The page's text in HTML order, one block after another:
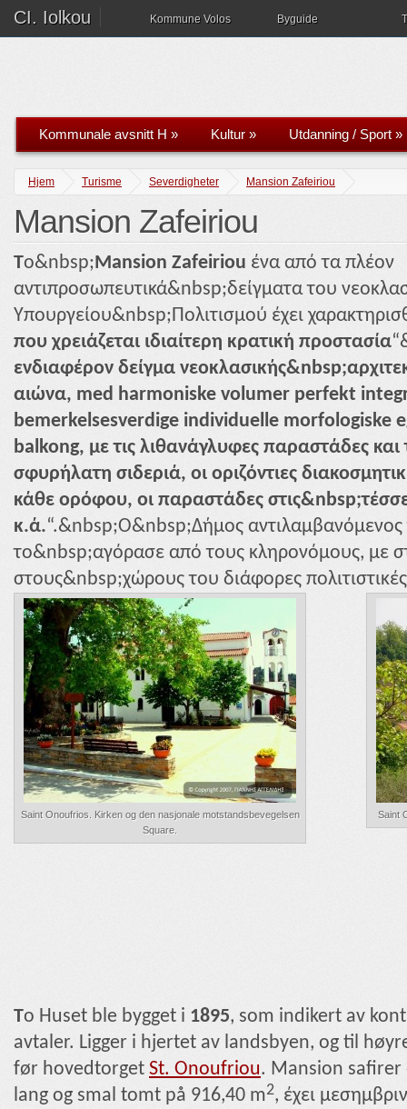
CI. Iolkou Kommune Volos Byguide
Kommunale avsnitt H » Kultur » Utdanning / Sport »
Hjem Turisme Severdigheter Mansion Zafeiriou
Mansion Zafeiriou
To&nbsp;Mansion Zafeiriou ένα από τα πλέον
αντιπροσωπευτικά&nbsp;δείγματα του
Υπουργείου&nbsp;Πολιτισμού έχει
που χρειάζεται ιδιαίτερη κρατική προστασία
ενδιαφέρον δείγμα
αιώνα, med harmoniske volumer perfekt
bemerkelsesverdige individuelle morfologiske
balkong, με τις λιθανάγλυφες παραστάδες και
σφυρήλατη σιδεριά, οι οριζόντιες
κάθε ορόφου, οι παραστάδες
κ.ά.“.&nbsp;Ο&nbsp;Δήμος αντιλαμβανόμενος
το&nbsp;αγόρασε από τους κληρονόμους, με
στους&nbsp;χώρους του διάφορες
Saint
Saint Onoufrios. Kirken og den nasjonale motstandsbevegelsen
Square.
To Huset ble bygget i 1895, som indikert av
avtaler. Ligger i hjertet av landsbyen, og til
før hovedtorget St. Onoufriou. Mansion safirer
lang og smal tomt på 916,40 m2, έχει